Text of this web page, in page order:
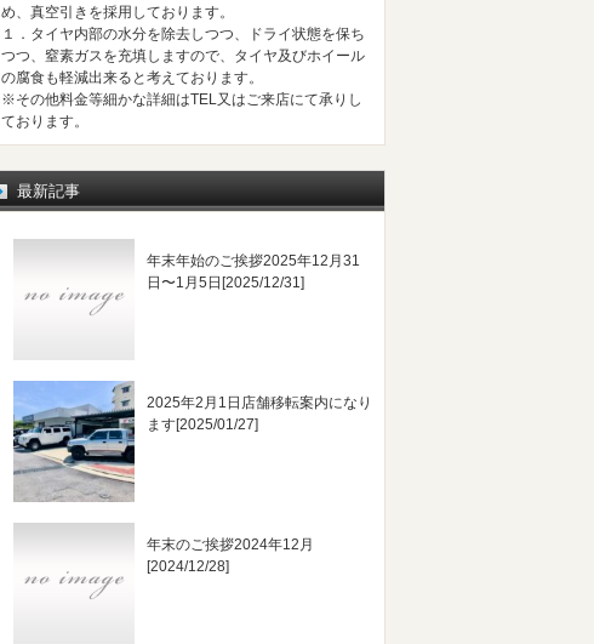
め、真空引きを採用しております。
１．タイヤ内部の水分を除去しつつ、ドライ状態を保ち
つつ、窒素ガスを充填しますので、タイヤ及びホイール
の腐食も軽減出来ると考えております。
※その他料金等細かな詳細はTEL又はご来店にて承りし
ております。
最新記事
年末年始のご挨拶2025年12月31
日〜1月5日 [2025/12/31]
2025年2月1日店舗移転案内になり
ます[2025/01/27]
年末のご挨拶2024年12月
[2024/12/28]